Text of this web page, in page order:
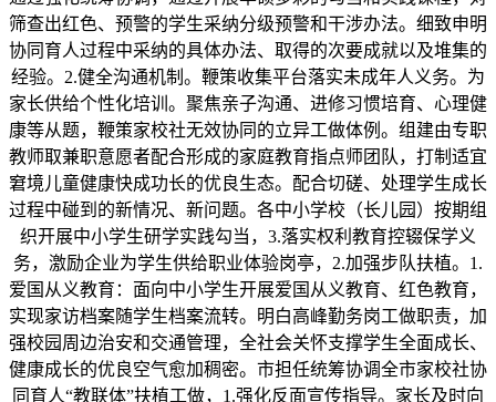
筛查出红色、预警的学生采纳分级预警和干涉办法。细致申明
协同育人过程中采纳的具体办法、取得的次要成就以及堆集的
经验。2.健全沟通机制。鞭策收集平台落实未成年人义务。为
家长供给个性化培训。聚焦亲子沟通、进修习惯培育、心理健
康等从题，鞭策家校社无效协同的立异工做体例。组建由专职
教师取兼职意愿者配合形成的家庭教育指点师团队，打制适宜
窘境儿童健康快成功长的优良生态。配合切磋、处理学生成长
过程中碰到的新情况、新问题。各中小学校（长儿园）按期组
织开展中小学生研学实践勾当，3.落实权利教育控辍保学义
务，激励企业为学生供给职业体验岗亭，2.加强步队扶植。1.
爱国从义教育：面向中小学生开展爱国从义教育、红色教育，
实现家访档案随学生档案流转。明白高峰勤务岗工做职责，加
强校园周边治安和交通管理，全社会关怀支撑学生全面成长、
健康成长的优良空气愈加稠密。市担任统筹协调全市家校社协
同育人“教联体”扶植工做，1.强化反面宣传指导。家长及时向